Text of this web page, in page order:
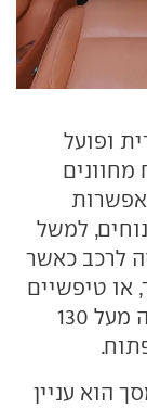
בעברית ופועל
מחוונים
את האפשרות
למשל
לרכב כאשר
או טיפשיים
יותר כמו למשל קיפול מראות בנסיעה מעל 130
הוא עניין